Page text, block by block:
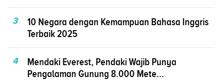
3
10 Negara dengan Kemampuan Bahasa Inggris
Terbaik 2025
4
Mendaki Everest, Pendaki Wajib Punya
Pengalaman Gunung 8.000 Mete...